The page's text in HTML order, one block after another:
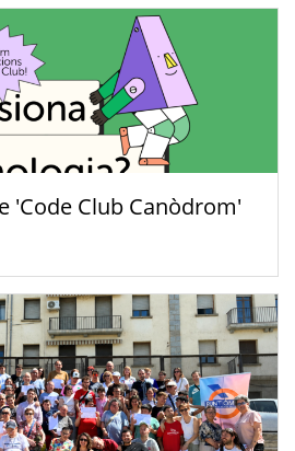
'Code Club Canòdrom'